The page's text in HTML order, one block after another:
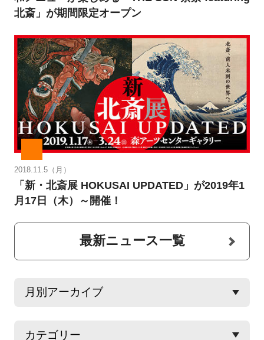
北斎」が期間限定オープン
2018.11.5（月）
「新・北斎展 HOKUSAI UPDATED」が2019年1
月17日（木）～開催！
最新ニュース一覧